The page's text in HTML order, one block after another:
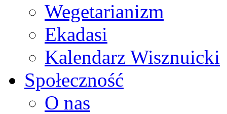
Wegetarianizm
Ekadasi
Kalendarz Wisznuicki
Społeczność
O nas